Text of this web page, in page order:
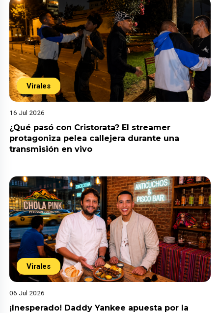
Virales
16 Jul 2026
¿Qué pasó con Cristorata? El streamer
protagoniza pelea callejera durante una
transmisión en vivo
Virales
06 Jul 2026
¡Inesperado! Daddy Yankee apuesta por la